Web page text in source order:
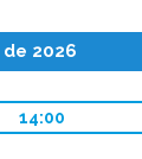
2026
14:00